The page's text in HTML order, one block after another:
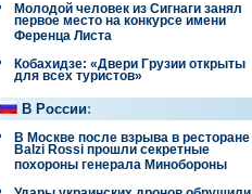
Молодой человек из Сигнаги занял
первое место на конкурсе имени
Ференца Листа
Кобахидзе: «Двери Грузии открыты
для всех туристов»
В России:
В Москве после взрыва в ресторане
Balzi Rossi прошли секретные
похороны генерала Минобороны